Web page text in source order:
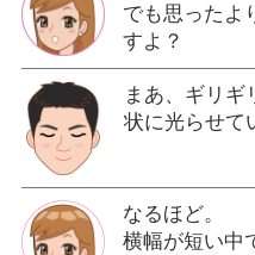
でも思ったよ
すよ？
まあ、ギリギ
状に光らせて
なるほど。
横幅が短い中